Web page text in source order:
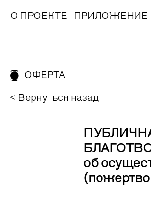
О ПРОЕКТЕ ПРИЛОЖЕНИЕ
ОФЕРТА
< Вернуться назад
об